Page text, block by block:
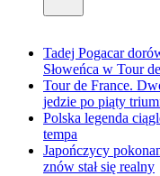
Tadej Pogacar
Słoweńca w Tour
Tour de France.
jedzie po piąty
Polska legenda
tempa
Japończycy
znów stał się realny